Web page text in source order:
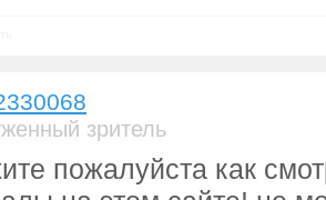
зритель
пожалуйста как